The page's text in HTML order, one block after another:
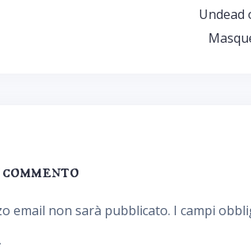
Undead
email non sarà pubblicato. I campi